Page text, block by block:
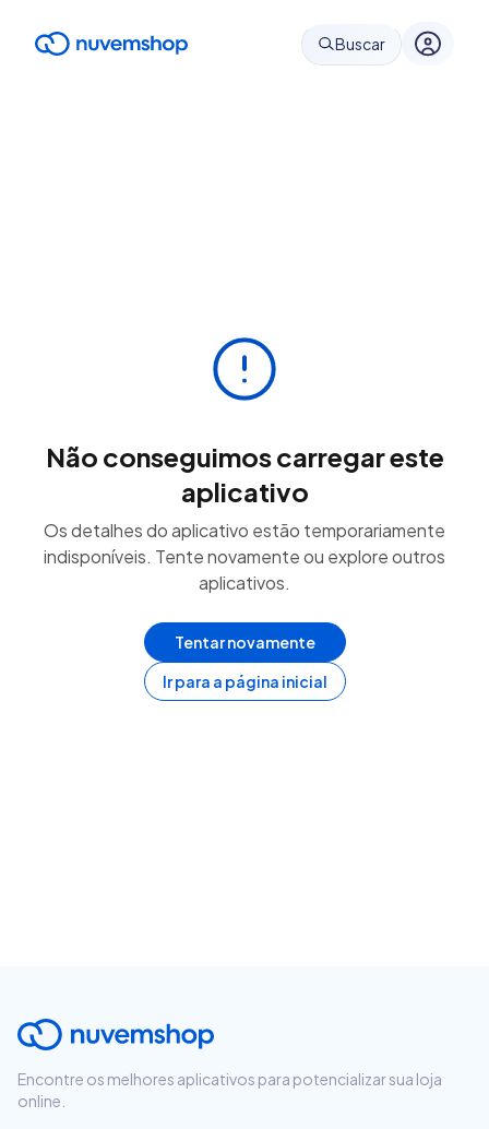
Buscar
Não conseguimos carregar este
aplicativo
Os detalhes do aplicativo estão temporariamente
indisponíveis. Tente novamente ou explore outros
aplicativos.
Tentar novamente
Ir para a página inicial
Encontre os melhores aplicativos para potencializar sua loja
online.